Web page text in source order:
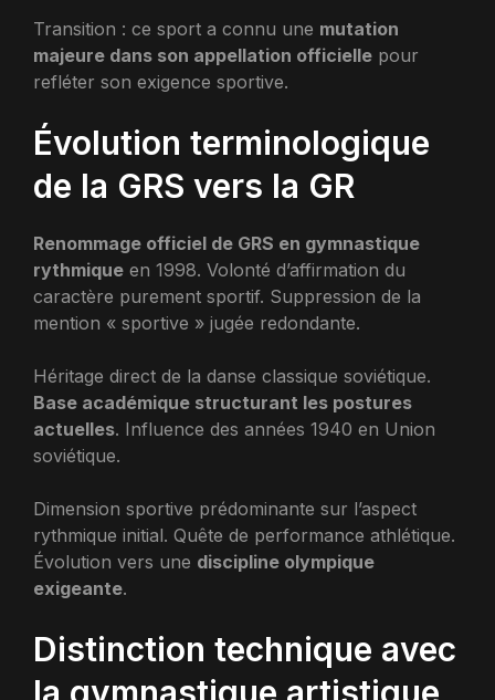
Transition : ce sport a connu une mutation
majeure dans son appellation officielle pour
refléter son exigence sportive.
Évolution terminologique
de la GRS vers la GR
Renommage officiel de GRS en gymnastique
rythmique en 1998. Volonté d’affirmation du
caractère purement sportif. Suppression de la
mention « sportive » jugée redondante.
Héritage direct de la danse classique soviétique.
Base académique structurant les postures
actuelles. Influence des années 1940 en Union
soviétique.
Dimension sportive prédominante sur l’aspect
rythmique initial. Quête de performance athlétique.
Évolution vers une discipline olympique
exigeante.
Distinction technique avec